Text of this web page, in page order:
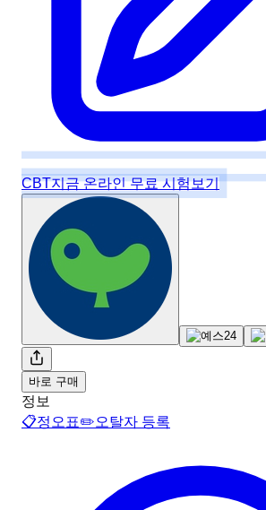
CBT지금 온라인 무료 시험보기
바로 구매
정보
📋정오표✏️오탈자 등록